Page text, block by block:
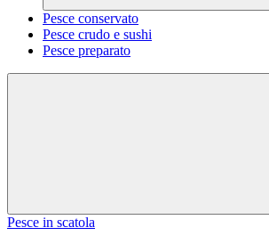
Pesce conservato
Pesce crudo e sushi
Pesce preparato
Pesce in scatola